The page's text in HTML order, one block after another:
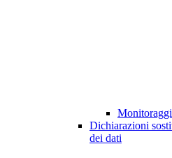
Dichiarazioni
dei dati